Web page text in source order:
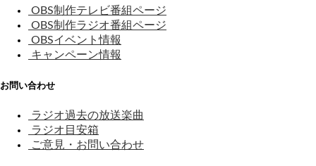
OBS制作テレビ番組ページ
OBS制作ラジオ番組ページ
OBSイベント情報
キャンペーン情報
お問い合わせ
ラジオ過去の放送楽曲
ラジオ目安箱
ご意見・お問い合わせ